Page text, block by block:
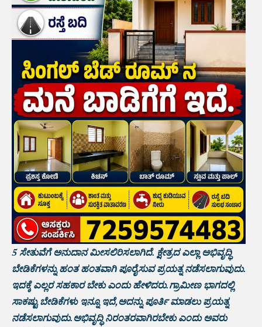
5 ಸೇತುವೆಗೆ ಅನುದಾನ ಮೀಸಲಿರಿಸಲಾಗಿದೆ. ಕ್ಷೇತ್ರದ ಎಲ್ಲಾ ಅಭಿವೃದ್ಧಿ
ಬೇಡಿಕೆಗಳನ್ನು ಹಂತ ಹಂತವಾಗಿ ಪೂರೈಸುವ ಪ್ರಯತ್ನ ನಡೆಸಲಾಗುವುದು.
ಇದಕ್ಕೆ ಎಲ್ಲರ ಸಹಕಾರ ಬೇಕು ಎಂದು ಹೇಳಿದರು.ಗ್ರಾಮೀಣ ಭಾಗದಲ್ಲಿ
ಸಾಕಷ್ಟು ಬೇಡಿಕೆಗಳು ಇನ್ನೂ ಇದೆ,ಅದನ್ನು ಪೂರ್ತಿ ಮಾಡಲು ಪ್ರಯತ್ನ
ನಡೆಸಲಾಗುವುದು.ಅಭಿವೃದ್ಧಿ ನಿರಂತರವಾಗಿರಬೇಕು ಎಂದು ಅವರು